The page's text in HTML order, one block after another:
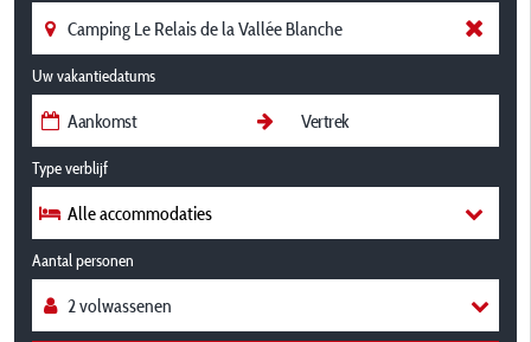
Uw vakantiedatums
Type verblijf
Alle accommodaties
Aantal personen